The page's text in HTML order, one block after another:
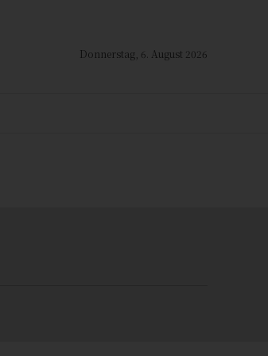
Donnerstag, 6. August 2026
wird der Dialog geschlossen. Seine Funktionalität ist